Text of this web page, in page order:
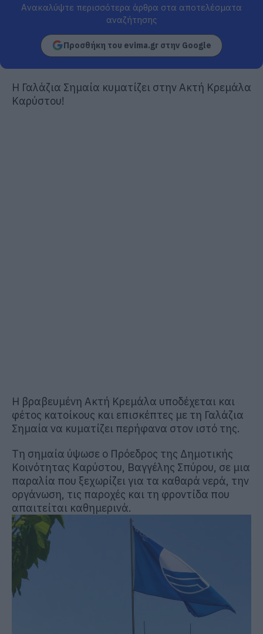
Ανακαλύψτε περισσότερα άρθρα στα αποτελέσματα
αναζήτησης
Προσθήκη του evima.gr στην Google
Η Γαλάζια Σημαία κυματίζει στην Ακτή Κρεμάλα
Καρύστου!
Η βραβευμένη Ακτή Κρεμάλα υποδέχεται και
φέτος κατοίκους και επισκέπτες με τη Γαλάζια
Σημαία να κυματίζει περήφανα στον ιστό της.
Τη σημαία ύψωσε ο Πρόεδρος της Δημοτικής
Κοινότητας Καρύστου, Βαγγέλης Σπύρου, σε μια
παραλία που ξεχωρίζει για τα καθαρά νερά, την
οργάνωση, τις παροχές και τη φροντίδα που
απαιτείται καθημερινά.